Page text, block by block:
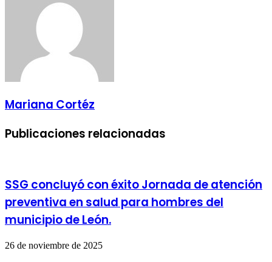
Mariana Cortéz
Publicaciones relacionadas
SSG concluyó con éxito Jornada de atención
preventiva en salud para hombres del
municipio de León.
26 de noviembre de 2025